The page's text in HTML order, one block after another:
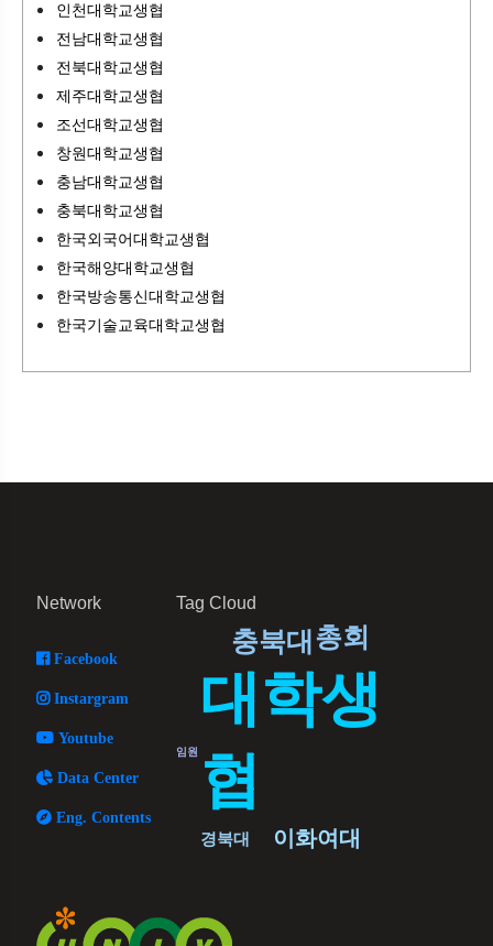
인천대학교생협
전남대학교생협
전북대학교생협
제주대학교생협
조선대학교생협
창원대학교생협
충남대학교생협
충북대학교생협
한국외국어대학교생협
한국해양대학교생협
한국방송통신대학교생협
한국기술교육대학교생협
Network
Facebook
Instargram
Youtube
Data Center
Eng. Contents
Tag Cloud
대학생
협
충북대총회
이화여대
경북대
임원